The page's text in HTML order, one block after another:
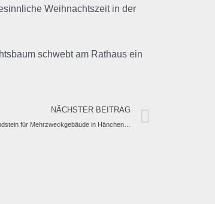
Weihnachtszeit in der
schwebt am Rathaus ein
NÄCHSTER BEITRAG
Grundstein für Mehrzweckgebäude in Hänchen gelegt